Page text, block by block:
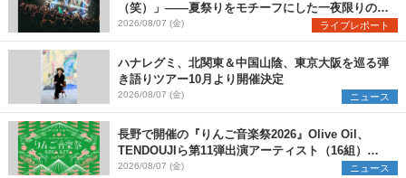
（笑）」――夏祭りをモチーフにした一夜限りのス
ペシャルライブ『色祭』レポート
2026/08/07 (金) ライブレポート
ハナレグミ、北関東＆中国山陰、東京大阪を巡る弾
き語りツアー10月より開催決定
2026/08/07 (金) ニュース
長野で開催の『りんご音楽祭2026』Olive Oil、
TENDOUJIら第11弾出演アーティスト（16組）を
発表
2026/08/07 (金) ニュース